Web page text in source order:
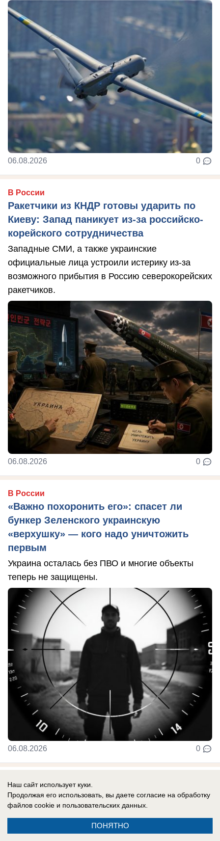
06.08.2026 0
В России
Ракетчики из КНДР готовы ударить по
Киеву: Запад паникует из-за российско-
корейского сотрудничества
Западные СМИ, а также украинские
официальные лица устроили истерику из-за
возможного прибытия в Россию северокорейских
ракетчиков.
06.08.2026 0
В России
«Важно похоронить его»: спасет ли
бункер Зеленского украинскую
«верхушку» — кого надо уничтожить
первым
Украина осталась без ПВО и многие объекты
теперь не защищены.
06.08.2026 0
В России
До них начало доходить: отставной
главком ВСУ Залужный признал полное
поражение Украины перед Россией
Российская армия нашла противодействие
Наш сайт использует куки.
Продолжая его использовать, вы даете согласие на обработку
файлов cookie и пользовательских данных.
ПОНЯТНО